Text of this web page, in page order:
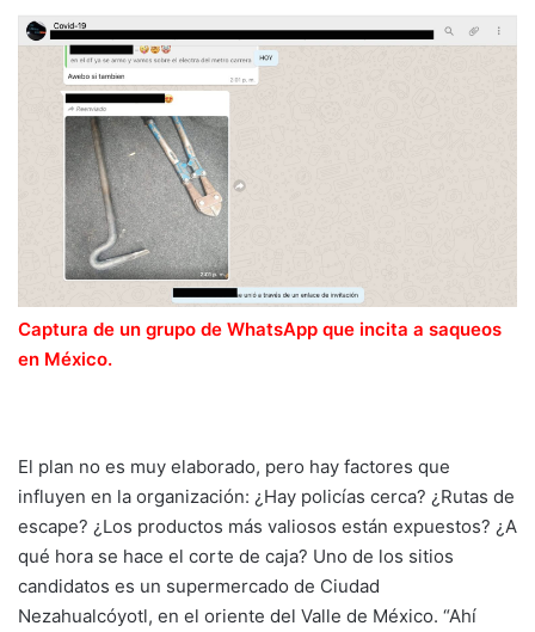
Captura de un grupo de WhatsApp que incita a saqueos
en México.
El plan no es muy elaborado, pero hay factores que
influyen en la organización: ¿Hay policías cerca? ¿Rutas de
escape? ¿Los productos más valiosos están expuestos? ¿A
qué hora se hace el corte de caja? Uno de los sitios
candidatos es un supermercado de Ciudad
Nezahualcóyotl, en el oriente del Valle de México. “Ahí